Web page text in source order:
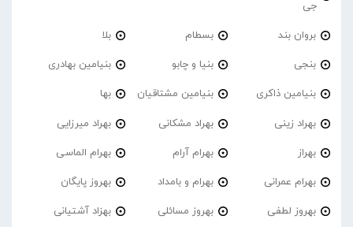
جی
بروان بند بسطام بلا
بنجی بنیا و چابو بنیامین بهادری
بنیامین ذاکری بنیامین مشتاقیان بها
بهراد زینی بهراد مشکانی بهراد میرزایی
بهراز بهرام آرام بهرام الماسی
بهرام عمرانی بهرام و بامداد بهروز پایگان
بهروز لطفی بهروز مسائلی بهزاد آشتیانی